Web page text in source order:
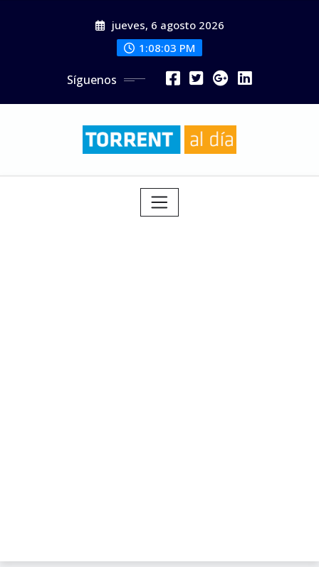
jueves, 6 agosto 2026
1:08:03 PM
Síguenos